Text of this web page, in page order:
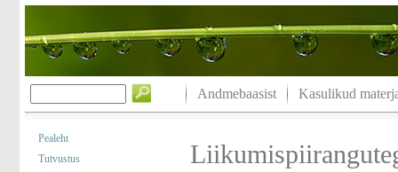
Andmebaasist Kasulikud
Pealeht
Tutvustus